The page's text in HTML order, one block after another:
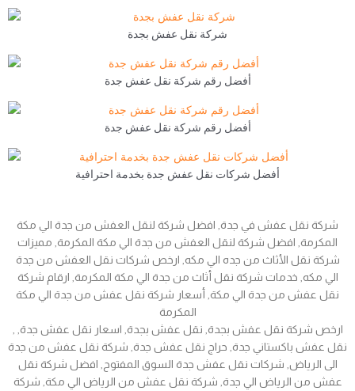
شركة نقل عفش بجدة
أفضل رقم شركة نقل عفش جدة
أفضل رقم شركة نقل عفش جدة
أفضل شركات نقل عفش جدة بخدمة احترافية
شركة نقل عفش في جدة, افضل شركة لنقل العفش من جدة الي مكة
المكرمة, افضل شركة لنقل العفش من جدة الي مكة المكرمة, مميزات
شركة نقل الأثاث من جده الي مكه, ارخص شركات نقل العفش من جدة
الي مكه, خدمات شركة نقل أثاث من جدة الي مكة المكرمة, ارقام شركة
نقل عفش من جدة الي مكة, أسعار شركة نقل عفش من جدة الي مكة
المكرمة
نقل عفش باكستاني جدة, حراج نقل عفش جدة, شركة نقل عفش من جدة
الى الرياض, شركات نقل عفش جدة السوق المفتوح, افضل شركة نقل
عفش من الرياض الي جدة, شركة نقل عفش من الرياض الي مكة, شركة